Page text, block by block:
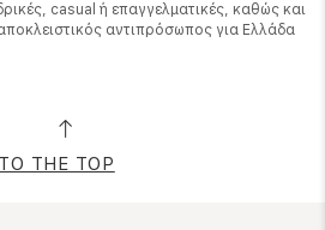
casual ή επαγγελματικές, καθώς και
αντιπρόσωπος για Ελλάδα
TO THE TOP